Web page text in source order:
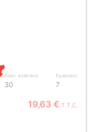
Diam. extérieur
30
Epaisseur
7
19,63 € T.T.C.